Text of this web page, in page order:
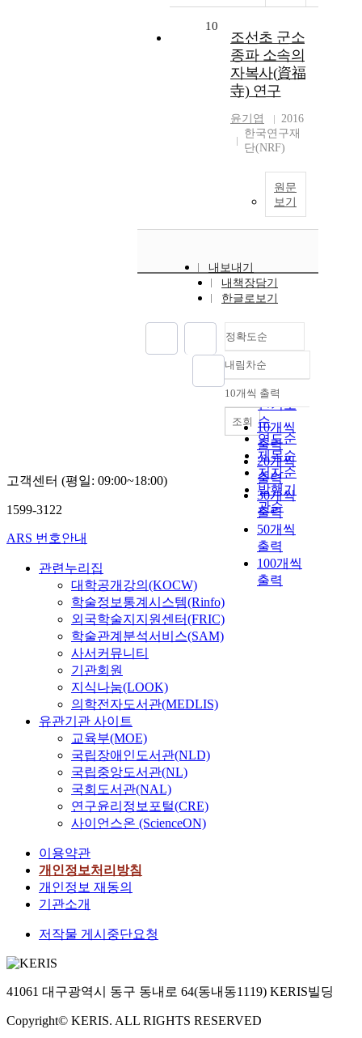
10
조선초 군소
종파 소속의
자복사(資福
寺) 연구
윤기엽
2016
한국연구재
단(NRF)
원문
보기
내보내기
내책장담기
한글로보기
정확도순
정확도
순
인기도
순
연도순
제목순
저자순
발행기
관순
내림차순
내림차순
10개씩 출력
10개씩
출력
20개씩
출력
30개씩
출력
50개씩
출력
100개씩
출력
조회
고객센터 (평일: 09:00~18:00)
1599-3122
ARS 번호안내
관련누리집
대학공개강의(KOCW)
학술정보통계시스템(Rinfo)
외국학술지지원센터(FRIC)
학술관계분석서비스(SAM)
사서커뮤니티
기관회원
지식나눔(LOOK)
의학전자도서관(MEDLIS)
유관기관 사이트
교육부(MOE)
국립장애인도서관(NLD)
국립중앙도서관(NL)
국회도서관(NAL)
연구윤리정보포털(CRE)
사이언스온 (ScienceON)
이용약관
개인정보처리방침
개인정보 재동의
기관소개
저작물 게시중단요청
41061 대구광역시 동구 동내로 64(동내동1119) KERIS빌딩
Copyright© KERIS. ALL RIGHTS RESERVED